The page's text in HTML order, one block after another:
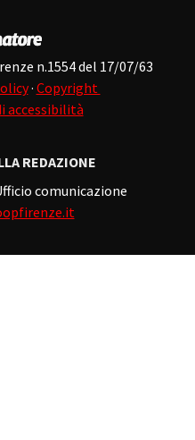
n.1554 del 17/07/63
· Copyright
accessibilità
REDAZIONE
comunicazione